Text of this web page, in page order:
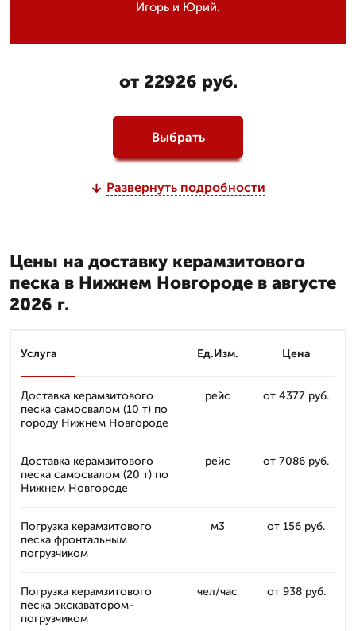
Игорь и Юрий.
от 22926 руб.
Выбрать
Развернуть подробности
Цены на доставку керамзитового
песка в Нижнем Новгороде в августе
2026 г.
Услуга Ед.Изм. Цена
Доставка керамзитового
песка самосвалом (10 т) по
городу Нижнем Новгороде
рейс от 4377 руб.
Доставка керамзитового
песка самосвалом (20 т) по
Нижнем Новгороде
рейс от 7086 руб.
Погрузка керамзитового
песка фронтальным
погрузчиком
м3 от 156 руб.
Погрузка керамзитового
песка экскаватором-
погрузчиком
чел/час от 938 руб.